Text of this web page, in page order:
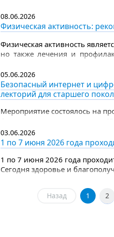
объемного мяча, что снижает
08.06.2026
Физическая активность:
Физическая активность
но также лечения и
05.06.2026
Безопасный интернет и
лекторий для старшего
Мероприятие состоялось на
по компьютерному
03.06.2026
1 по 7 июня 2026 года
1 по 7 июня 2026 года
Сегодня здоровье и
Назад 1 2